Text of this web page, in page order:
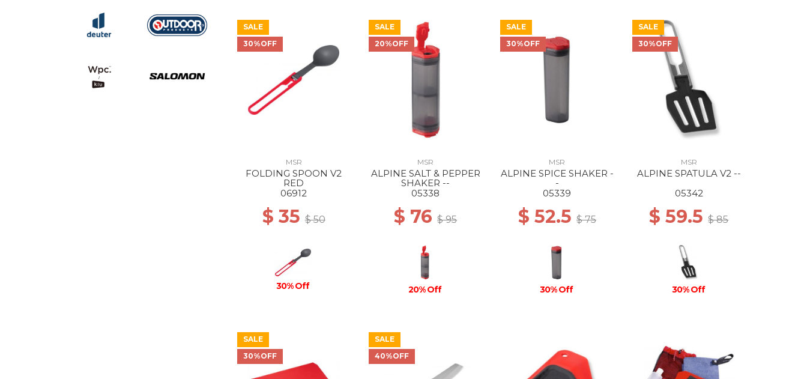
SALE
30%OFF
MSR
FOLDING SPOON V2
RED
06912
$ 35$ 50
30% Off
SALE
20%OFF
MSR
ALPINE SALT & PEPPER
SHAKER --
05338
$ 76$ 95
20% Off
SALE
30%OFF
MSR
ALPINE SPICE SHAKER -
-
05339
$ 52.5 $ 75
30% Off
SALE
30%OFF
MSR
ALPINE SPATULA V2 --
05342
$ 59.5$ 85
30% Off
SALE
30%OFF
SALE
40%OFF